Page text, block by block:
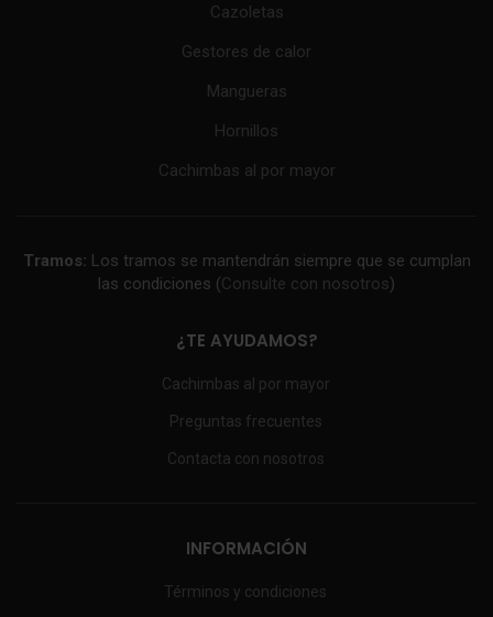
Cazoletas
Gestores de calor
Mangueras
Hornillos
Cachimbas al por mayor
Tramos: Los tramos se mantendrán siempre que se cumplan
las condiciones (Consulte con nosotros)
¿TE AYUDAMOS?
Cachimbas al por mayor
Preguntas frecuentes
Contacta con nosotros
INFORMACIÓN
Términos y condiciones